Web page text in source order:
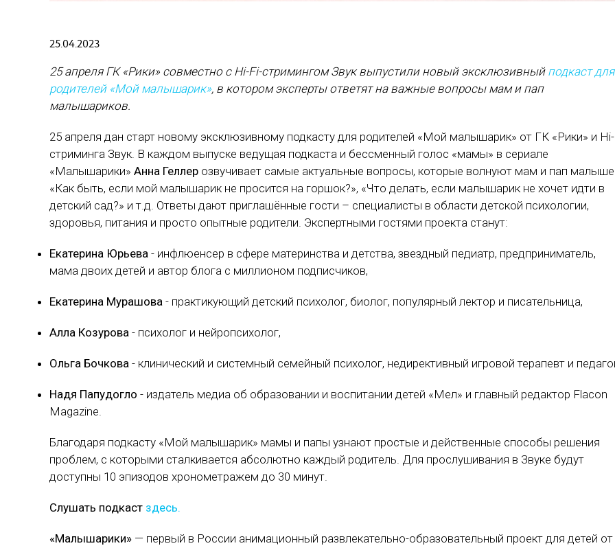
25.04.2023
25 апреля ГК «Рики» совместно с Hi-Fi-стримингом Звук выпустили новый эксклюзивный подкаст для
родителей «Мой малышарик», в котором эксперты ответят на важные вопросы мам и пап
малышариков.
25 апреля дан старт новому эксклюзивному подкасту для родителей «Мой малышарик» от ГК «Рики» и
стриминга Звук. В каждом выпуске ведущая подкаста и бессменный голос «мамы» в сериале
«Малышарики» Анна Геллер озвучивает самые актуальные вопросы, которые волнуют мам и пап
«Как быть, если мой малышарик не просится на горшок?», «Что делать, если малышарик не хочет идти в
детский сад?» и т.д. Ответы дают приглашённые гости – специалисты в области детской психологии,
здоровья, питания и просто опытные родители. Экспертными гостями проекта станут:
Екатерина Юрьева - инфлюенсер в сфере материнства и детства, звездный педиатр, предприниматель,
мама двоих детей и автор блога с миллионом подписчиков,
Екатерина Мурашова - практикующий детский психолог, биолог, популярный лектор и писательница,
Алла Козурова - психолог и нейропсихолог,
Ольга Бочкова - клинический и системный семейный психолог, недирективный игровой терапевт и
Надя Папудогло - издатель медиа об образовании и воспитании детей «Мел» и главный редактор Flacon
Magazine.
Благодаря подкасту «Мой малышарик» мамы и папы узнают простые и действенные способы решения
проблем, с которыми сталкивается абсолютно каждый родитель. Для прослушивания в Звуке будут
доступны 10 эпизодов хронометражем до 30 минут.
Слушать подкаст здесь.
«Малышарики» — первый в России анимационный развлекательно-образовательный проект для детей от